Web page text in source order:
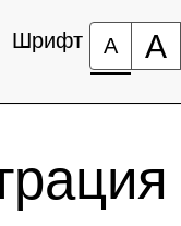
Шрифт А А